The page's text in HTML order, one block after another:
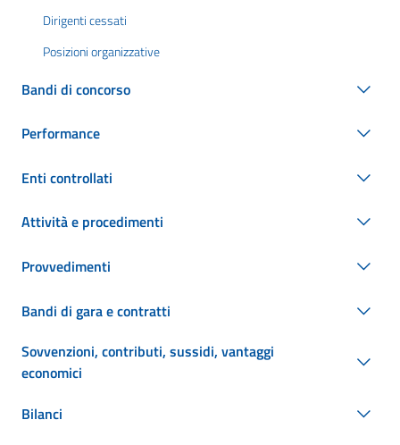
Dirigenti cessati
Posizioni organizzative
Bandi di concorso
Performance
Enti controllati
Attività e procedimenti
Provvedimenti
Bandi di gara e contratti
Sovvenzioni, contributi, sussidi, vantaggi
economici
Bilanci